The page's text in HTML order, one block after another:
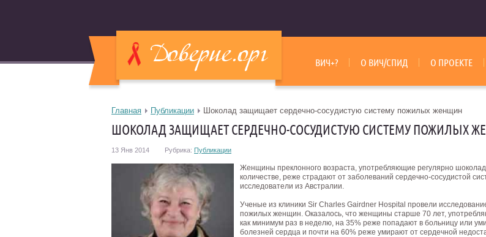
ВИЧ+? О ВИЧ/СПИД О ПРОЕКТЕ
Главная Публикации Шоколад защищает сердечно-сосудистую систему пожилых женщин
ШОКОЛАД ЗАЩИЩАЕТ СЕРДЕЧНО-СОСУДИСТУЮ СИСТЕМУ ПОЖИЛЫХ
13 Янв 2014 Рубрика: Публикации
Женщины преклонного возраста, употребляющие регулярно
количестве, реже страдают от заболеваний сердечно-сосудистой
исследователи из Австралии.
Ученые из клиники Sir Charles Gairdner Hospital провели
пожилых женщин. Оказалось, что женщины старше 70 лет,
как минимум раз в неделю, на 35% реже попадают в больницу или
болезней сердца и почти на 60% реже умирают от сердечной